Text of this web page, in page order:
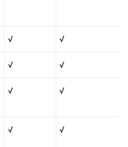
√ √
√ √
√ √
√ √